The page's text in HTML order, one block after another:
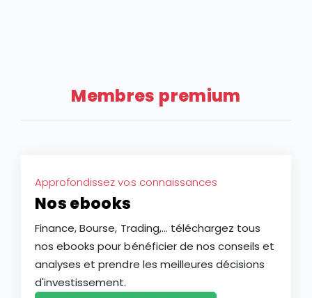
Membres premium
Approfondissez vos connaissances
Nos ebooks
Finance, Bourse, Trading,... téléchargez tous
nos ebooks pour bénéficier de nos conseils et
analyses et prendre les meilleures décisions
d'investissement.